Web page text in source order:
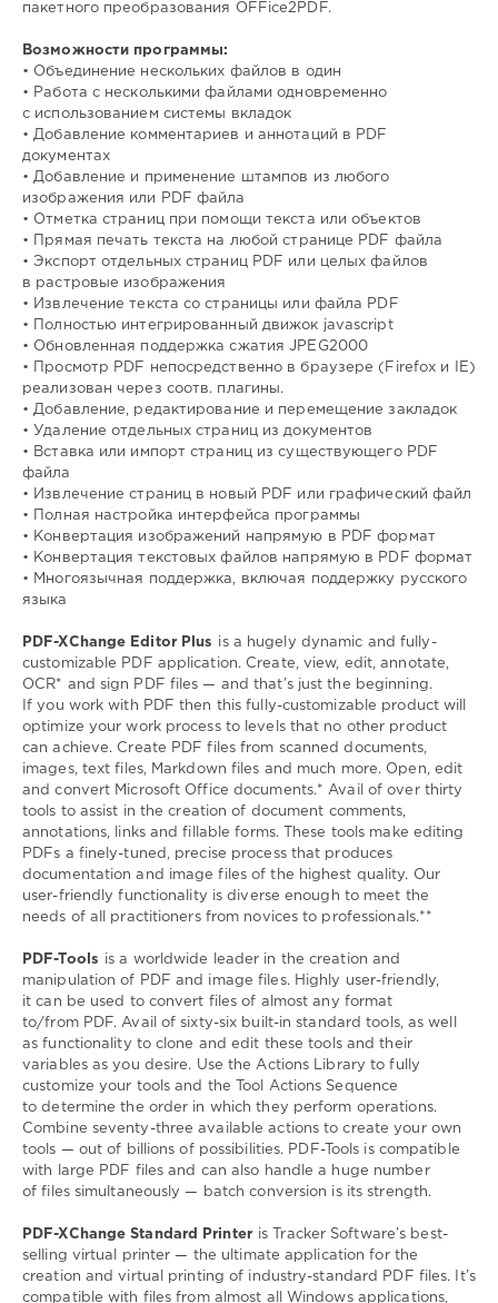
пакетного преобразования OFFice2PDF.
Возможности программы:
• Объединение нескольких файлов в один
• Работа с несколькими файлами одновременно
с использованием системы вкладок
• Добавление комментариев и аннотаций в PDF
документах
• Добавление и применение штампов из любого
изображения или PDF файла
• Отметка страниц при помощи текста или объектов
• Прямая печать текста на любой странице PDF файла
• Экспорт отдельных страниц PDF или целых файлов
в растровые изображения
• Извлечение текста со страницы или файла PDF
• Полностью интегрированный движок jаvascript
• Обновленная поддержка сжатия JPEG2000
• Просмотр PDF непосредственно в браузере (Firefox и IE)
реализован через соотв. плагины.
• Добавление, редактирование и перемещение закладок
• Удаление отдельных страниц из документов
• Вставка или импорт страниц из существующего PDF
файла
• Извлечение страниц в новый PDF или графический файл
• Полная настройка интерфейса программы
• Конвертация изображений напрямую в PDF формат
• Конвертация текстовых файлов напрямую в PDF формат
• Многоязычная поддержка, включая поддержку русского
языка
PDF-XChange Editor Plus
is a hugely dynamic and fully-
customizable PDF application. Create, view, edit, annotate,
OCR* and sign PDF files — and that’s just the beginning.
If you work with PDF then this fully-customizable product will
optimize your work process to levels that no other product
can achieve. Create PDF files from scanned documents,
images, text files, Markdown files and much more. Open, edit
and convert Microsoft Office documents.* Avail of over thirty
tools to assist in the creation of document comments,
annotations, links and fillable forms. These tools make editing
PDFs a finely-tuned, precise process that produces
documentation and image files of the highest quality. Our
user-friendly functionality is diverse enough to meet the
needs of all practitioners from novices to professionals.**
PDF-Tools
is a worldwide leader in the creation and
manipulation of PDF and image files. Highly user-friendly,
it can be used to convert files of almost any format
to/from PDF. Avail of sixty-six built-in standard tools, as well
as functionality to clone and edit these tools and their
variables as you desire. Use the Actions Library to fully
customize your tools and the Tool Actions Sequence
to determine the order in which they perform operations.
Combine seventy-three available actions to create your own
tools — out of billions of possibilities. PDF-Tools is compatible
with large PDF files and can also handle a huge number
of files simultaneously — batch conversion is its strength.
PDF-XChange Standard Printer is Tracker Software’s best-
selling virtual printer — the ultimate application for the
creation and virtual printing of industry-standard PDF files. It’s
compatible with files from almost all Windows applications,